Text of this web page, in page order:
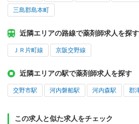
三島郡島本町
近隣エリアの路線で薬剤師求人を探す
ＪＲ片町線 京阪交野線
近隣エリアの駅で薬剤師求人を探す
交野市駅 河内磐船駅 河内森駅 郡
この求人と似た求人をチェック